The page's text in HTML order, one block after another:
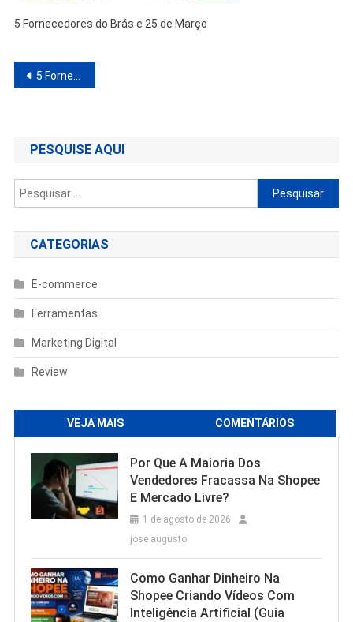
5 Fornecedores do Brás e 25 de Março
Navegação
Post
5 Fornecedores do Brás e 25 de Março Para Comprar Barato e Revender com Alto Lucro
PESQUISE AQUI
Pesquisar
por:
CATEGORIAS
E-commerce
Ferramentas
Marketing Digital
Review
VEJA MAIS COMENTÁRIOS
Por Que A Maioria Dos
Vendedores Fracassa Na Shopee
E Mercado Livre?
1 de agosto de 2026
jose augusto
Como Ganhar Dinheiro Na
Shopee Criando Vídeos Com
Inteligência Artificial (Guia